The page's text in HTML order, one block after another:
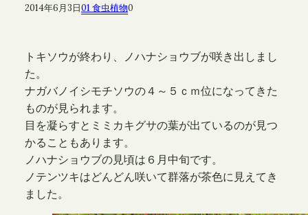
2014年6月3日01 食虫植物0
トキソウが終わり、ノハナショウブが咲き出しまし
た。
ナガバノイシモチソウの４～５ｃｍ位になってきた
ものが見られます。
目を凝らすとミミカキグサの葉が出ているのが見つ
かることもあります。
ノハナショウブの見頃は６月中旬です。
ノテンツキはどんどん咲いて群落が茶色に見えてき
ました。